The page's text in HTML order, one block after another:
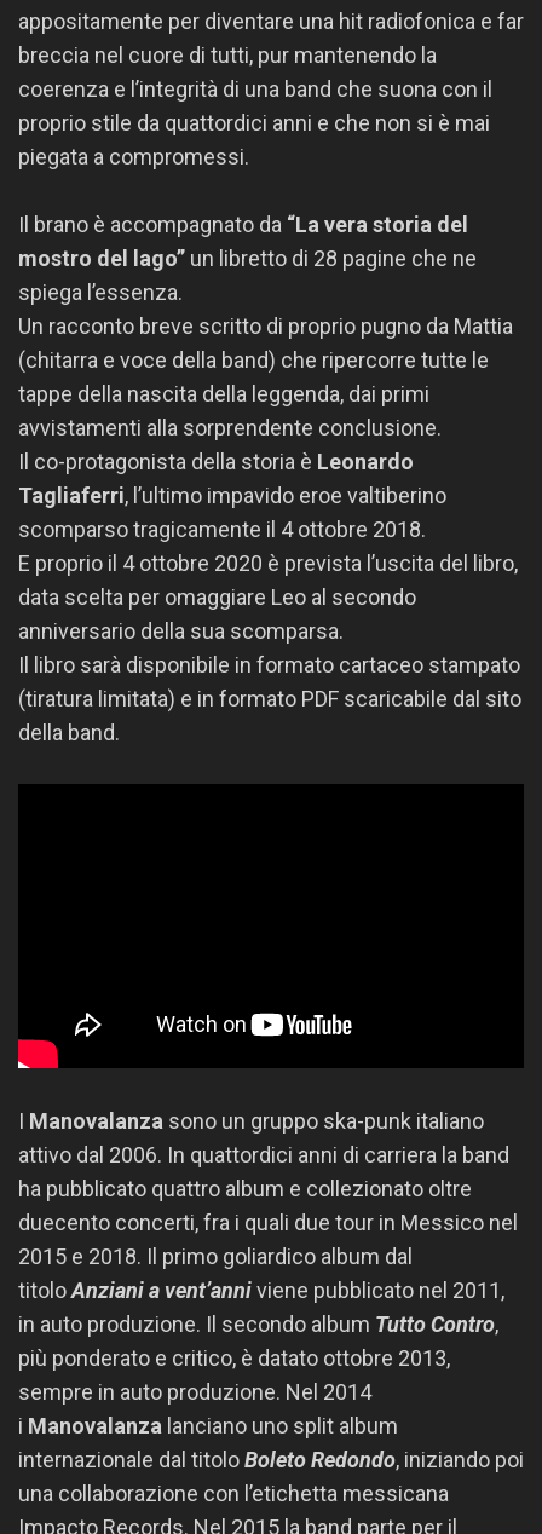
appositamente per diventare una hit radiofonica e far
breccia nel cuore di tutti, pur mantenendo la
coerenza e l’integrità di una band che suona con il
proprio stile da quattordici anni e che non si è mai
piegata a compromessi.
Il brano è accompagnato da “La vera storia del
mostro del lago” un libretto di 28 pagine che ne
spiega l’essenza.
Un racconto breve scritto di proprio pugno da Mattia
(chitarra e voce della band) che ripercorre tutte le
tappe della nascita della leggenda, dai primi
avvistamenti alla sorprendente conclusione.
Il co-protagonista della storia è Leonardo
Tagliaferri, l’ultimo impavido eroe valtiberino
scomparso tragicamente il 4 ottobre 2018.
E proprio il 4 ottobre 2020 è prevista l’uscita del libro,
data scelta per omaggiare Leo al secondo
anniversario della sua scomparsa.
Il libro sarà disponibile in formato cartaceo stampato
(tiratura limitata) e in formato PDF scaricabile dal sito
della band.
I Manovalanza sono un gruppo ska-punk italiano
attivo dal 2006. In quattordici anni di carriera la band
ha pubblicato quattro album e collezionato oltre
duecento concerti, fra i quali due tour in Messico nel
2015 e 2018. Il primo goliardico album dal
titoloAnziani a vent’anniviene pubblicato nel 2011,
in auto produzione. Il secondo album Tutto Contro,
più ponderato e critico, è datato ottobre 2013,
sempre in auto produzione. Nel 2014
i Manovalanza lanciano uno split album
internazionale dal titoloBoleto Redondo, iniziando poi
una collaborazione con l’etichetta messicana
Impacto Records. Nel 2015 la band parte per il